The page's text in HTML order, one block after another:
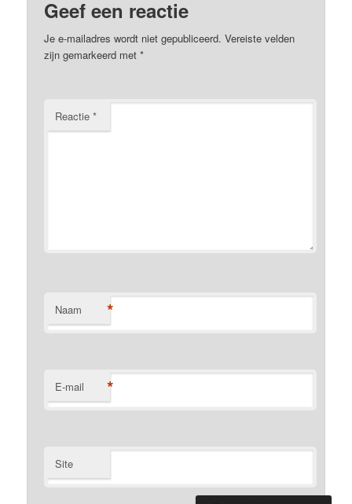
Geef een reactie
Je e-mailadres wordt niet gepubliceerd. Vereiste velden
zijn gemarkeerd met*
Reactie*
Naam *
E-mail *
Site